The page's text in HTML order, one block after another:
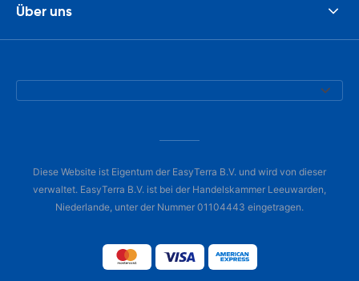
Über uns
Diese Website ist Eigentum der EasyTerra B.V. und wird von dieser
verwaltet. EasyTerra B.V. ist bei der Handelskammer Leeuwarden,
Niederlande, unter der Nummer 01104443 eingetragen.